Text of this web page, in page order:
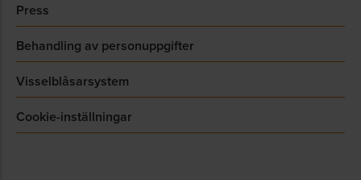
Press
Behandling av personuppgifter
Visselblåsarsystem
Cookie-inställningar